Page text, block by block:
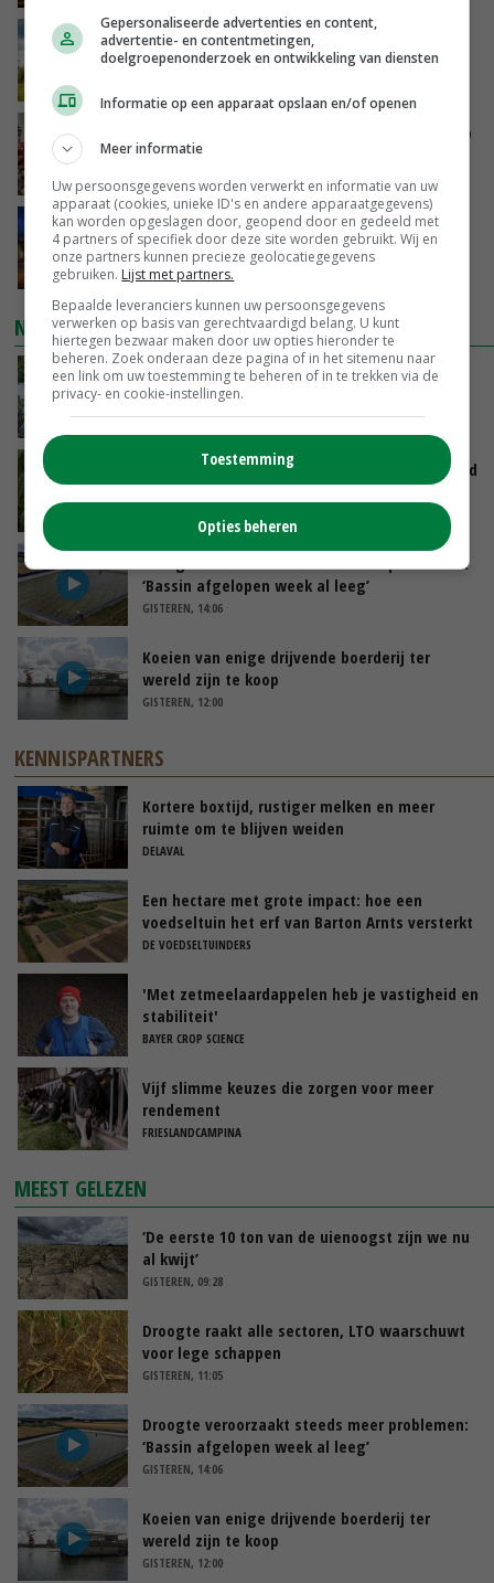
‘Rendement van Krullvarkens komt van de
overkant’
Oorlogen en El Niño stuwen voedselprijzen op
Nettowinst Royal A-ware onder druk ondanks
hogere omzet
VANDAAG, 14:35
NIEUWSTE VIDEO'S
Oekraïne-vlogger Kees Huizinga: ‘Bezoek van
de ambassade mag zelf groente plukken’
VANDAAG, 12:00
Limburgse mais van Frijns doet het verrassend
goed
Droogte veroorzaakt steeds meer problemen:
‘Bassin afgelopen week al leeg’
GISTEREN, 14:06
Koeien van enige drijvende boerderij ter
wereld zijn te koop
GISTEREN, 12:00
KENNISPARTNERS
Kortere boxtijd, rustiger melken en meer
ruimte om te blijven weiden
DELAVAL
Een hectare met grote impact: hoe een
voedseltuin het erf van Barton Arnts versterkt
DE VOEDSELTUINDERS
'Met zetmeelaardappelen heb je vastigheid en
stabiliteit'
BAYER CROP SCIENCE
Vijf slimme keuzes die zorgen voor meer
rendement
FRIESLANDCAMPINA
MEEST GELEZEN
‘De eerste 10 ton van de uienoogst zijn we nu
al kwijt’
GISTEREN, 09:28
Droogte raakt alle sectoren, LTO waarschuwt
voor lege schappen
GISTEREN, 11:05
Droogte veroorzaakt steeds meer problemen:
‘Bassin afgelopen week al leeg’
GISTEREN, 14:06
Koeien van enige drijvende boerderij ter
wereld zijn te koop
GISTEREN, 12:00
Gepersonaliseerde advertenties en content,
advertentie- en contentmetingen,
doelgroepenonderzoek en ontwikkeling van diensten
Informatie op een apparaat opslaan en/of openen
Meer informatie
Uw persoonsgegevens worden verwerkt en informatie van uw
apparaat (cookies, unieke ID's en andere apparaatgegevens)
kan worden opgeslagen door, geopend door en gedeeld met
4 partners of specifiek door deze site worden gebruikt. Wij en
onze partners kunnen precieze geolocatiegegevens
gebruiken. Lijst met partners.
Bepaalde leveranciers kunnen uw persoonsgegevens
verwerken op basis van gerechtvaardigd belang. U kunt
hiertegen bezwaar maken door uw opties hieronder te
beheren. Zoek onderaan deze pagina of in het sitemenu naar
een link om uw toestemming te beheren of in te trekken via de
privacy- en cookie-instellingen.
Toestemming
Opties beheren